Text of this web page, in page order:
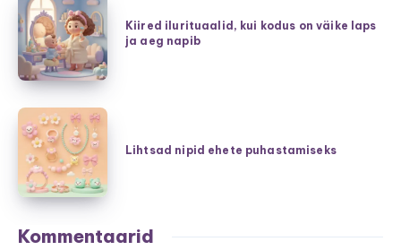
ühes
burgund,
hubane
šikk
ning
pehmed
kudumid
ilurituaalid,
kui
kodus
on
väike
laps
ja
aeg
napib
Kiired ilurituaalid, kui kodus on väike laps
ja aeg napib
Lihtsad
nipid
ehete
puhastamiseks
Lihtsad nipid ehete puhastamiseks
Kommentaarid